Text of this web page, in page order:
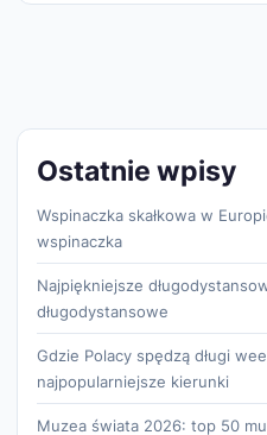
Ostatnie wpisy
Wspinaczka skałkowa w
wspinaczka
Najpiękniejsze
długodystansowe
Gdzie Polacy spędzą długi
najpopularniejsze kierunki
Muzea świata 2026: top 50